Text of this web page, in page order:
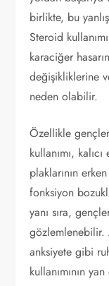
birlikte, bu
Steroid
karaciğer
değişikliklerine
neden olabilir.
Özellikle
kullanımı,
plaklarının
fonksiyon
yanı sıra,
gözlemlenebilir.
anksiyete gibi
kullanımının